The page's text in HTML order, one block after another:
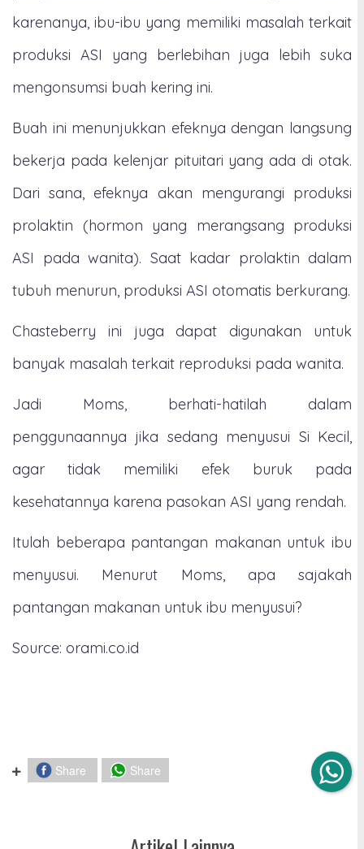
karenanya, ibu-ibu yang memiliki masalah terkait
produksi ASI yang berlebihan juga lebih suka
mengonsumsi buah kering ini.
Buah ini menunjukkan efeknya dengan langsung
bekerja pada kelenjar pituitari yang ada di otak.
Dari sana, efeknya akan mengurangi produksi
prolaktin (hormon yang merangsang produksi
ASI pada wanita). Saat kadar prolaktin dalam
tubuh menurun, produksi ASI otomatis berkurang.
Chasteberry ini juga dapat digunakan untuk
banyak masalah terkait reproduksi pada wanita.
Jadi Moms, berhati-hatilah dalam
penggunaannya jika sedang menyusui Si Kecil,
agar tidak memiliki efek buruk pada
kesehatannya karena pasokan ASI yang rendah.
Itulah beberapa pantangan makanan untuk ibu
menyusui. Menurut Moms, apa sajakah
pantangan makanan untuk ibu menyusui?
Source: orami.co.id
Share Share